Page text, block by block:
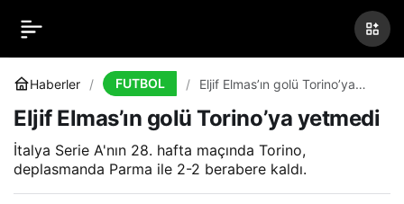
Haberler FUTBOL
Eljif Elmas’ın golü Torino’ya
Eljif Elmas’ın golü Torino’ya yetmedi
İtalya Serie A'nın 28. hafta maçında Torino,
deplasmanda Parma ile 2-2 berabere kaldı.
Eljif Elmas’ın golü
Torino’ya yetmedi
Paylaş